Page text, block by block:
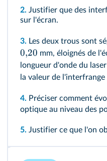
2. Justifier que des
sur l'écran.
3. Les deux trous sont
0,20 mm, éloignés de
longueur d'onde du
la valeur de l'interfrange
4. Préciser comment
optique au niveau des
5. Justifier ce que l'on